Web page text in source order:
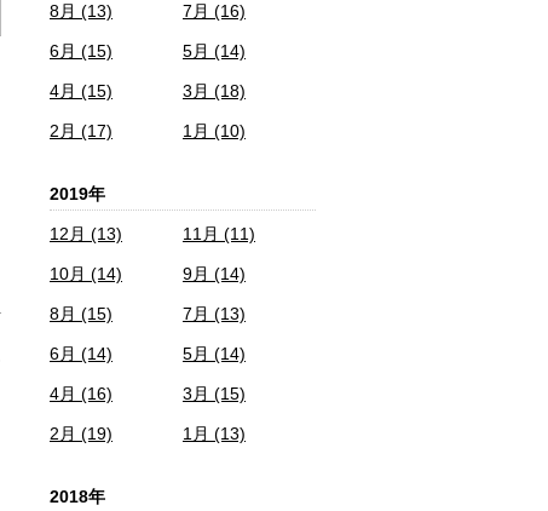
8月 (13) 7月 (16)
6月 (15) 5月 (14)
4月 (15) 3月 (18)
2月 (17) 1月 (10)
2019年
12月 (13) 11月 (11)
10月 (14) 9月 (14)
8月 (15) 7月 (13)
6月 (14) 5月 (14)
4月 (16) 3月 (15)
2月 (19) 1月 (13)
2018年